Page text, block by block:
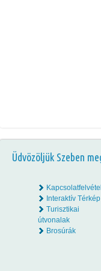
Üdvözöljük Szeben
Kapcsolatfelvétel
Interaktív Térkép
Turisztikai
útvonalak
Brosúrák